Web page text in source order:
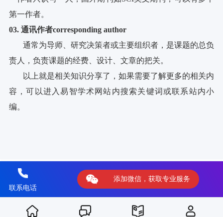
第一作者。
03. 通讯作者corresponding author
通常为导师、研究决策者或主要组织者，是课题的总负
责人，负责课题的经费、设计、文章的把关。
以上就是相关知识分享了，如果需要了解更多的相关内
容，可以进入易智学术网站内搜索关键词或联系站内小
编。
上一篇：学术会议参会全流程指南！掏心窝子的知识点~ 下一篇：什么样的学术报告能提神？
联系电话
添加微信，获取专业服务